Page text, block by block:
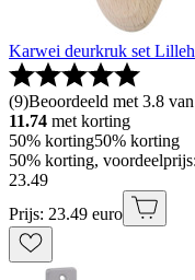
Karwei deurkruk set
(9)Beoordeeld met 3.8
11.74 met korting
50% korting50% korting
50% korting,
23.49
Prijs: 23.49 euro